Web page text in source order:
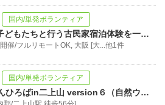
国内/単発ボランティア
夏休み中の子どもたちと行う古民家宿泊体験を一緒に企画・運営しませんか？
催/フルリモートOK, 大阪 [大...他1件
国内/単発ボランティア
MSISKしぜんひろばin二上山 version６（自然ウォーク）